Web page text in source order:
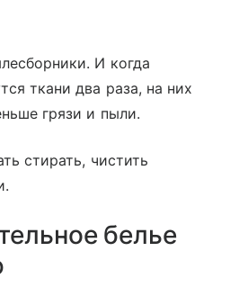
И когда
ткани два раза, на них
грязи и пыли.
стирать, чистить
белье